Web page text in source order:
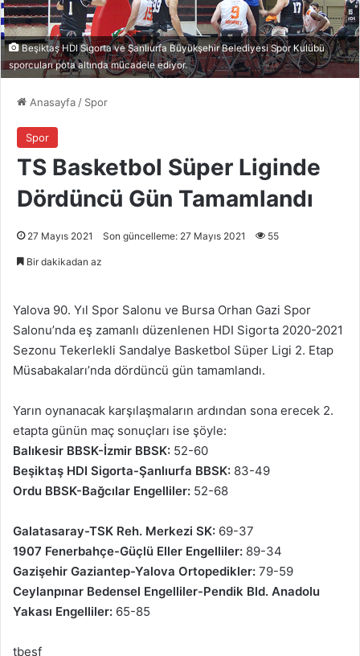
Beşiktaş HDI Sigorta ve Şanlıurfa Büyükşehir Belediyesi Spor Kulübü
sporcuları pota altında mücadele ediyor.
Anasayfa / Spor
Spor
TS Basketbol Süper Liginde
Dördüncü Gün Tamamlandı
27 Mayıs 2021 Son güncelleme: 27 Mayıs 2021 55
Bir dakikadan az
Yalova 90. Yıl Spor Salonu ve Bursa Orhan Gazi Spor
Salonu’nda eş zamanlı düzenlenen HDI Sigorta 2020-2021
Sezonu Tekerlekli Sandalye Basketbol Süper Ligi 2. Etap
Müsabakaları’nda dördüncü gün tamamlandı.
Yarın oynanacak karşılaşmaların ardından sona erecek 2.
etapta günün maç sonuçları ise şöyle:
Balıkesir BBSK-İzmir BBSK: 52-60
Beşiktaş HDI Sigorta-Şanlıurfa BBSK: 83-49
Ordu BBSK-Bağcılar Engelliler: 52-68
Galatasaray-TSK Reh. Merkezi SK: 69-37
1907 Fenerbahçe-Güçlü Eller Engelliler: 89-34
Gazişehir Gaziantep-Yalova Ortopedikler: 79-59
Ceylanpınar Bedensel Engelliler-Pendik Bld. Anadolu
Yakası Engelliler: 65-85
tbesf